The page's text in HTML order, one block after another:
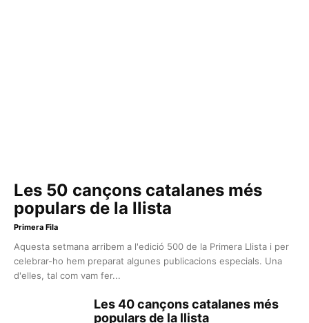
Les 50 cançons catalanes més
populars de la llista
Primera Fila
Aquesta setmana arribem a l'edició 500 de la Primera Llista i per
celebrar-ho hem preparat algunes publicacions especials. Una
d'elles, tal com vam fer...
Les 40 cançons catalanes més
populars de la llista